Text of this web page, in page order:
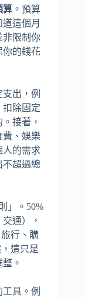
算 。預算
這個月
非限制你
你的錢花
出，例
扣除固定
接著，
費、娛樂
人的需求
不超過總
」。50%
通），
行、購
這只是
。
具。例